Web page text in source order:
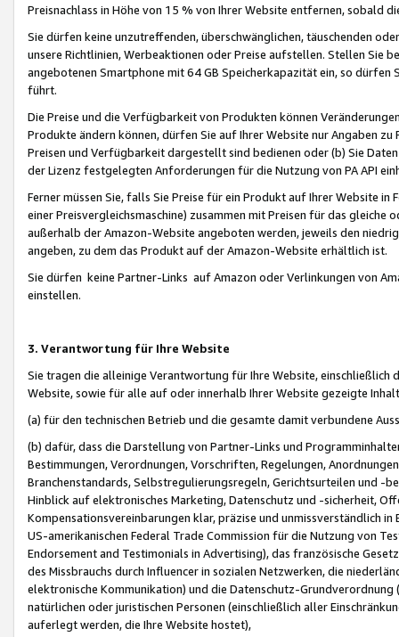
Preisnachlass in Höhe von 15 % von Ihrer Website entfernen, sobald
Sie dürfen keine unzutreffenden, überschwänglichen, täuschenden
unsere Richtlinien, Werbeaktionen oder Preise aufstellen. Stellen Sie
angebotenen Smartphone mit 64 GB Speicherkapazität ein, so dürfen
führt.
Die Preise und die Verfügbarkeit von Produkten können
Produkte ändern können, dürfen Sie auf Ihrer Website nur Angaben
Preisen und Verfügbarkeit dargestellt sind bedienen oder (b) Sie
der Lizenz festgelegten Anforderungen für die Nutzung von PA API
Ferner müssen Sie, falls Sie Preise für ein Produkt auf Ihrer Website
einer Preisvergleichsmaschine) zusammen mit Preisen für das
außerhalb der Amazon-Website angeboten werden, jeweils den
angeben, zu dem das Produkt auf der Amazon-Website erhältlich ist.
Sie dürfen keine Partner-Links auf Amazon oder Verlinkungen von
einstellen.
3. Verantwortung für Ihre Website
Sie tragen die alleinige Verantwortung für Ihre Website,
Website, sowie für alle auf oder innerhalb Ihrer Website gezeigte
(a) für den technischen Betrieb und die gesamte damit verbundene
(b) dafür, dass die Darstellung von Partner-Links und
Bestimmungen, Verordnungen, Vorschriften, Regelungen,
Branchenstandards, Selbstregulierungsregeln, Gerichtsurteilen und -
Hinblick auf elektronisches Marketing, Datenschutz und -sicherheit,
Kompensationsvereinbarungen klar, präzise und unmissverständlich
US-amerikanischen Federal Trade Commission für die Nutzung von
Endorsement and Testimonials in Advertising), das französische
des Missbrauchs durch Influencer in sozialen Netzwerken, die
elektronische Kommunikation) und die Datenschutz-
natürlichen oder juristischen Personen (einschließlich aller
auferlegt werden, die Ihre Website hostet),